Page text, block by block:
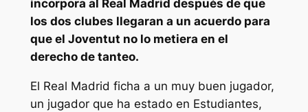
incorpora al Real Madrid después de que
los dos clubes llegaran a un acuerdo para
que el Joventut no lo metiera en el
derecho de tanteo.
El Real Madrid ficha a un muy buen jugador,
un jugador que ha estado en Estudiantes,